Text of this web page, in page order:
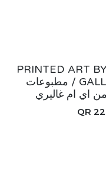
PRINTED ART
GALLERY / مطبوعات
اي ام غاليري
QR